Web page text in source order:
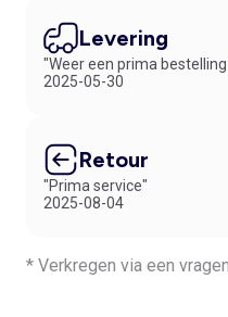
Levering
"Weer een prima
2025-05-30
Retour
"Prima service"
2025-08-04
* Verkregen via een